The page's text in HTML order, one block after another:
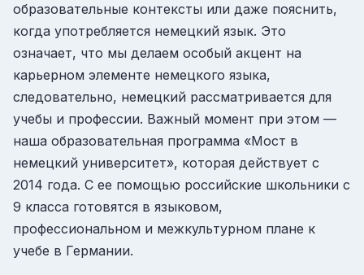
образовательные контексты или даже пояснить,
когда употребляется немецкий язык. Это
означает, что мы делаем особый акцент на
карьерном элементе немецкого языка,
следовательно, немецкий рассматривается для
учебы и профессии. Важный момент при этом —
наша образовательная программа «Мост в
немецкий университет», которая действует с
2014 года. С ее помощью российские школьники с
9 класса готовятся в языковом,
профессиональном и межкультурном плане к
учебе в Германии.